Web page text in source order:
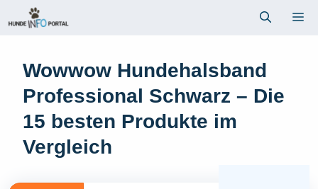
Inhalt
Wowwow Hundehalsband
Professional Schwarz – Die
15 besten Produkte im
Vergleich